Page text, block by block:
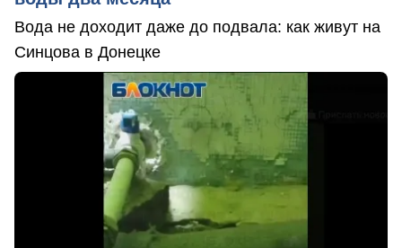
Вода не доходит даже до подвала: как живут на
Синцова в Донецке